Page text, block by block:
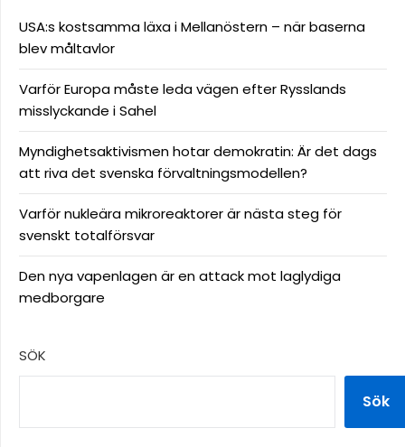
USA:s kostsamma läxa i Mellanöstern – när baserna
blev måltavlor
Varför Europa måste leda vägen efter Rysslands
misslyckande i Sahel
Myndighetsaktivismen hotar demokratin: Är det dags
att riva det svenska förvaltningsmodellen?
Varför nukleära mikroreaktorer är nästa steg för
svenskt totalförsvar
Den nya vapenlagen är en attack mot laglydiga
medborgare
SÖK
Sök